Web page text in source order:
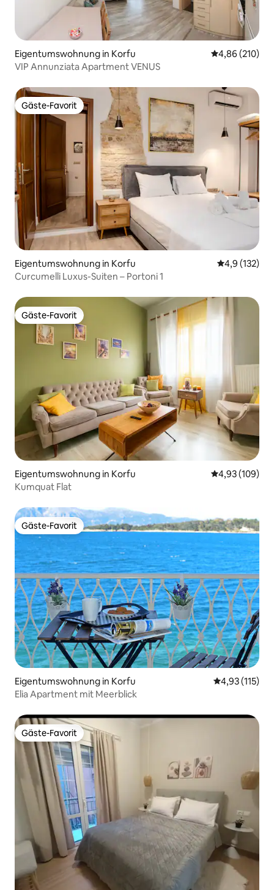
Eigentumswohnung in Korfu
4,86 (210)
VIP Annunziata Apartment VENUS
Gäste-Favorit
Gäste-Favorit
Eigentumswohnung in Korfu
4,9 (132)
Curcumelli Luxus-Suiten – Portoni 1
Gäste-Favorit
Gäste-Favorit
Eigentumswohnung in Korfu
4,93 (109)
Kumquat Flat
Gäste-Favorit
Gäste-Favorit
Eigentumswohnung in Korfu
4,93 (115)
Elia Apartment mit Meerblick
Gäste-Favorit
Gäste-Favorit